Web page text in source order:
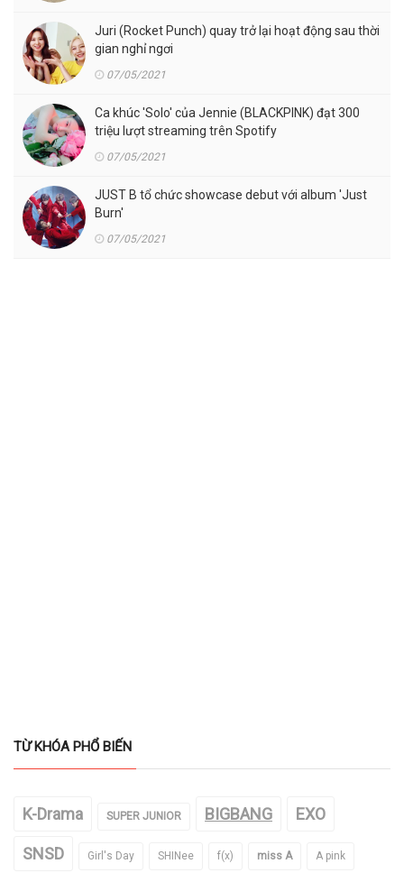
Juri (Rocket Punch) quay trở lại hoạt động sau thời
gian nghỉ ngơi
07/05/2021
Ca khúc 'Solo' của Jennie (BLACKPINK) đạt 300
triệu lượt streaming trên Spotify
07/05/2021
JUST B tổ chức showcase debut với album 'Just
Burn'
07/05/2021
TỪ KHÓA PHỔ BIẾN
K-Drama SUPER JUNIOR BIGBANG EXO
SNSD Girl's Day SHINee f(x) miss A A pink